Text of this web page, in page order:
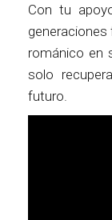
Con tu
generaciones
románico en
solo
futuro.